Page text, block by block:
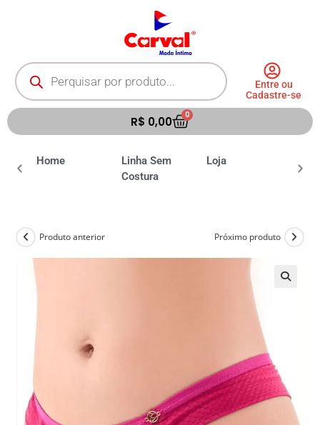
Entre ou
Cadastre-se
R$ 0,00 0
Home
Linha Sem
Costura
Loja
Produto anterior Próximo produto